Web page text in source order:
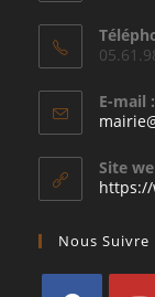
E-mail :
Site
Nous Suivre